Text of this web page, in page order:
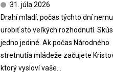
31. júla 2026
Drahí mladí, počas týchto dní
urobiť sto veľkých rozhodnutí.
jedno jediné. Ak počas Národného
stretnutia mládeže začujete
ktorý vysloví vaše...